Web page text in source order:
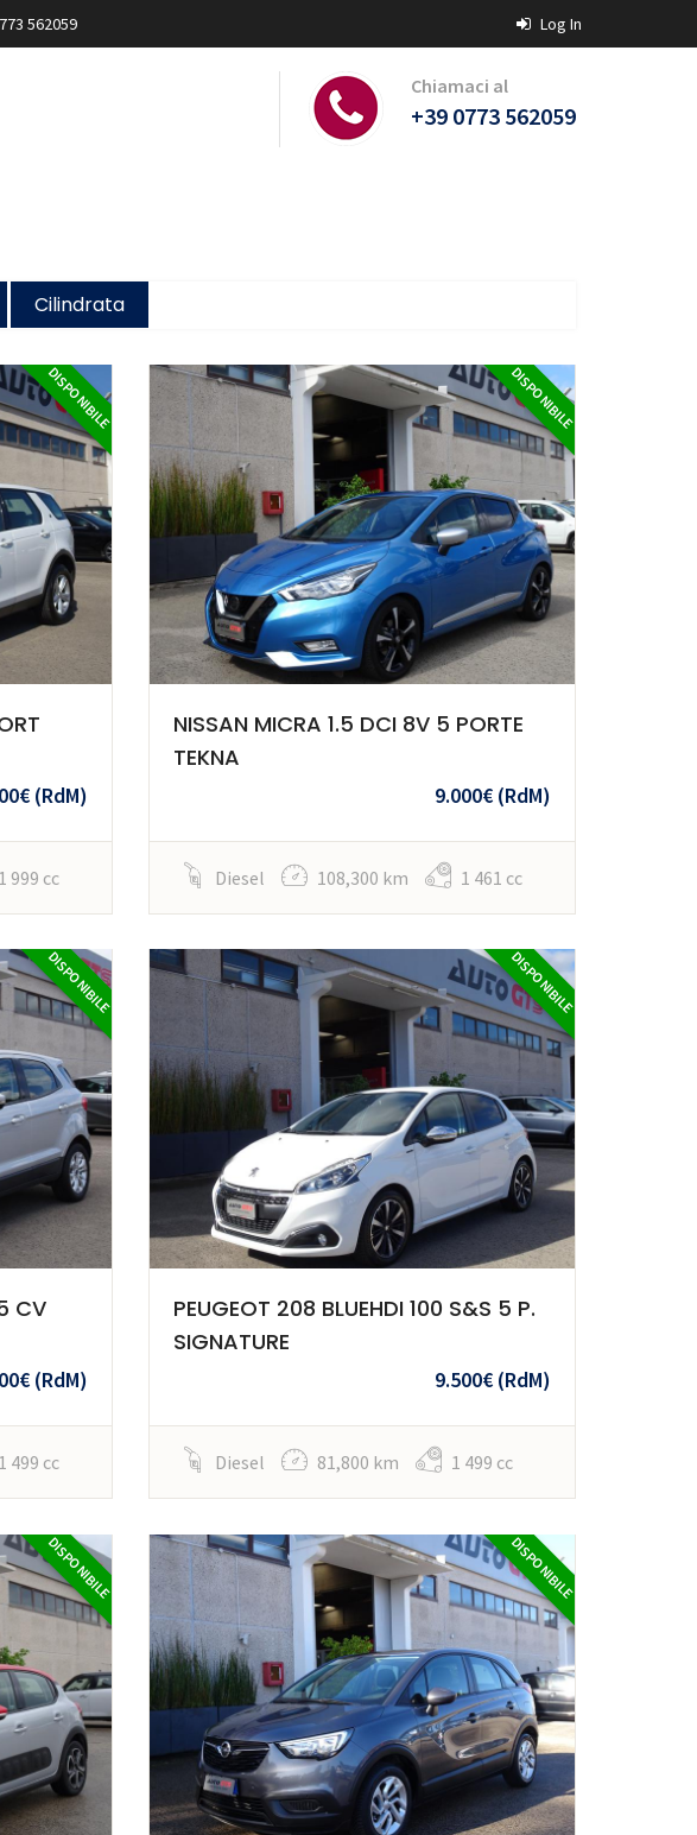
562059 Log In
Chiamaci al
+39 0773 562059
Cilindrata
DISPONIBILE
(RdM)
1 999 cc
DISPONIBILE
NISSAN MICRA 1.5 DCI 8V 5 PORTE
TEKNA
9.000€ (RdM)
Diesel 108,300 km 1 461 cc
DISPONIBILE
CV
(RdM)
1 499 cc
DISPONIBILE
PEUGEOT 208 BLUEHDI 100 S&S 5 P.
SIGNATURE
9.500€ (RdM)
Diesel 81,800 km 1 499 cc
DISPONIBILE DISPONIBILE